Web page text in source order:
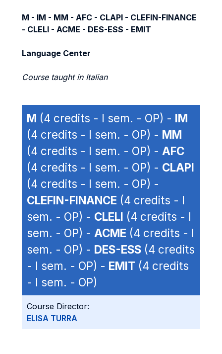
M - IM - MM - AFC - CLAPI - CLEFIN-FINANCE
- CLELI - ACME - DES-ESS - EMIT
Language Center
Course taught in Italian
M (4 credits - I sem. - OP) - IM
(4 credits - I sem. - OP) - MM
(4 credits - I sem. - OP) - AFC
(4 credits - I sem. - OP) - CLAPI
(4 credits - I sem. - OP) -
CLEFIN-FINANCE (4 credits - I
sem. - OP) - CLELI (4 credits - I
sem. - OP) - ACME (4 credits - I
sem. - OP) - DES-ESS (4 credits
- I sem. - OP) - EMIT (4 credits
- I sem. - OP)
Course Director:
ELISA TURRA